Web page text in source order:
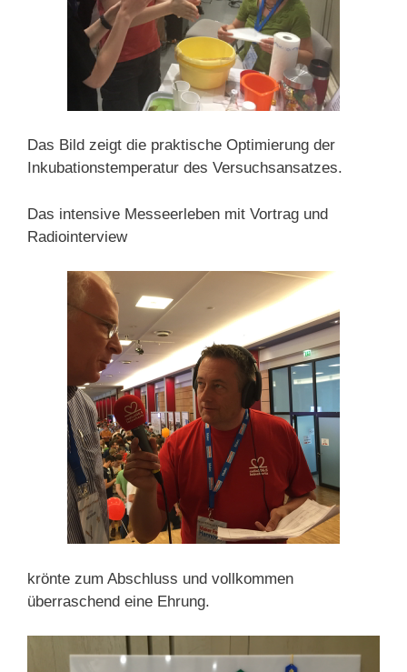
Das Bild zeigt die praktische Optimierung der
Inkubationstemperatur des Versuchsansatzes.
Das intensive Messeerleben mit Vortrag und
Radiointerview
krönte zum Abschluss und vollkommen
überraschend eine Ehrung.